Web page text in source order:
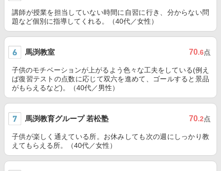
講師が授業を担当していない時間に自習に行き、分からない問
題など個別に指導してくれる。（40代／女性）
馬渕教室 70.6点
子供のモチベーションが上がるよう色々な工夫をしている(例え
ば復習テストの点数に応じて双六を進めて、ゴールすると景品
がもらえるなど)。（40代／男性）
馬渕教育グループ 若松塾 70.2点
子供が楽しく通えている所。お休みしても次の週にしっかり教
えてもらえる所。（40代／女性）